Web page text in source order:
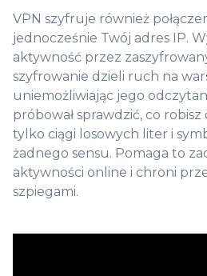
VPN szyfruje również
jednocześnie Twój adres IP.
aktywność przez
szyfrowanie dzieli ruch na
uniemożliwiając jego
próbował sprawdzić, co robisz
tylko ciągi losowych liter i
żadnego sensu. Pomaga to
aktywności online i chroni
szpiegami.